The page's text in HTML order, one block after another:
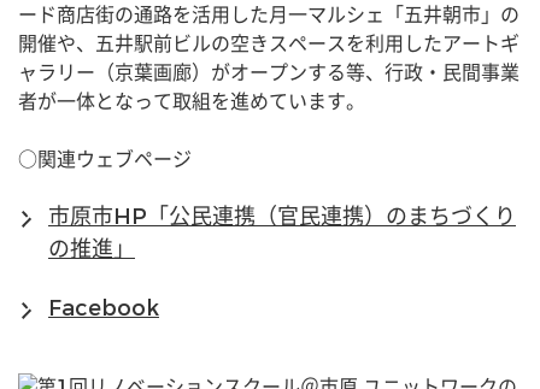
ード商店街の通路を活用した月一マルシェ「五井朝市」の
開催や、五井駅前ビルの空きスペースを利用したアートギ
ャラリー（京葉画廊）がオープンする等、行政・民間事業
者が一体となって取組を進めています。
○関連ウェブページ
市原市HP「公民連携（官民連携）のまちづくり
の推進」
Facebook